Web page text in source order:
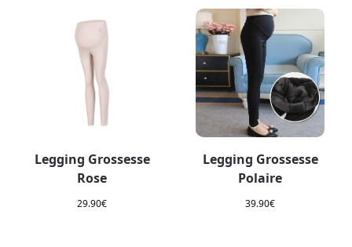
Legging Grossesse
Rose
29.90€
Legging Grossesse
Polaire
39.90€